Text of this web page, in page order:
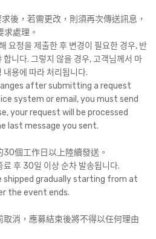
後，若需更改，則須再次傳送訊息，
處理。
요청을 제출한 후 변경이 필요한 경우, 반
니다. 그렇지 않을 경우, 고객님께서 마
내용에 따라 처리됩니다.
after submitting a request
system or email, you must send
your request will be processed
last message you sent.
30個工作日以上陸續發送。
료 후 30일 이상 순차 발송됩니다.
shipped gradually starting from at
the event ends.
取消，應募結束後將不得以任何理由